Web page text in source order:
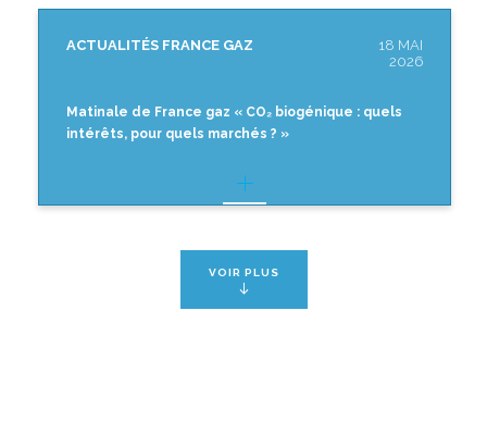
ACTUALITÉS FRANCE GAZ
18 MAI
2026
Matinale de France gaz « CO₂ biogénique : quels
intérêts, pour quels marchés ? »
VOIR PLUS